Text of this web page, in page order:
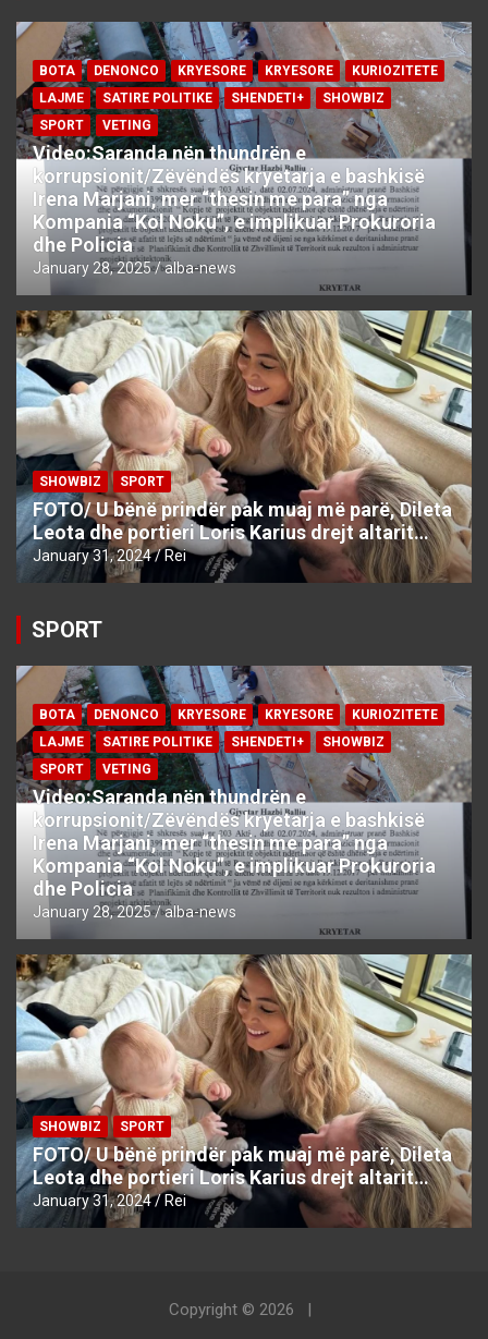
BOTA DENONCO KRYESORE KRYESORE
KURIOZITETE
LAJME
SATIRE POLITIKE SHENDETI+
SHOWBIZ
SPORT
VETING
Video:Saranda nën thundrën e
korrupsionit/Zëvëndës kryetarja e bashkisë
Irena Marjani, mer “thesin me para” nga
Kompania “Kol Noku”, e implikuar Prokuroria
dhe Policia
January 28, 2025 alba-news
SHOWBIZ SPORT
FOTO/ U bënë prindër pak muaj më parë, Dileta
Leota dhe portieri Loris Karius drejt altarit…
January 31, 2024 Rei
SPORT
BOTA DENONCO KRYESORE KRYESORE
KURIOZITETE
LAJME
SATIRE POLITIKE SHENDETI+
SHOWBIZ
SPORT
VETING
Video:Saranda nën thundrën e
korrupsionit/Zëvëndës kryetarja e bashkisë
Irena Marjani, mer “thesin me para” nga
Kompania “Kol Noku”, e implikuar Prokuroria
dhe Policia
January 28, 2025 alba-news
SHOWBIZ SPORT
FOTO/ U bënë prindër pak muaj më parë, Dileta
Leota dhe portieri Loris Karius drejt altarit…
January 31, 2024 Rei
Copyright © 2026